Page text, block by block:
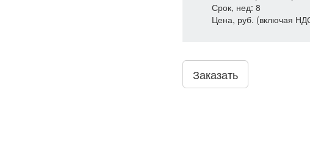
Срок, нед: 8
Цена, руб. (включая
Заказать